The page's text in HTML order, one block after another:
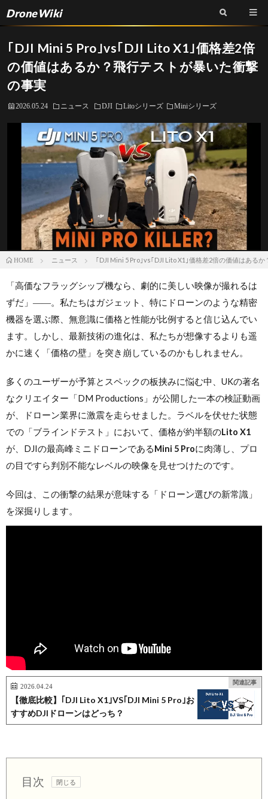
DroneWiki
｢DJI Mini 5 Pro｣vs｢DJI Lito X1｣価格差2倍
の価値はあるか？飛行テストが暴いた衝撃
の事実
2026.05.24 ニュース DJI Litoシリーズ Miniシリーズ
HOME ニュース ｢DJI Mini 5 Pro｣vs｢DJI Lito X1｣価格差2倍の価値はある
「高価なフラッグシップ機なら、劇的に美しい映像が撮れるは
ずだ」――。私たちはガジェット、特にドローンのような精密
機器を選ぶ際、無意識に価格と性能が比例すると信じ込んでい
ます。しかし、最新技術の進化は、私たちが想像するよりも遥
かに速く「価格の壁」を突き崩しているのかもしれません。
多くのユーザーが予算とスペックの板挟みに悩む中、UKの著名
なクリエイター「DM Productions」が公開した一本の検証動画
が、ドローン業界に激震を走らせました。ラベルを伏せた状態
での「ブラインドテスト」において、価格が約半額のLito X1
が、DJIの最高峰ミニドローンであるMini 5 Proに肉薄し、プロ
の目ですら判別不能なレベルの映像を見せつけたのです。
今回は、この衝撃の結果が意味する「ドローン選びの新常識」
を深掘りします。
関連記事
2026.04.24
【徹底比較】｢DJI Lito X1｣VS｢DJI Mini 5 Pro｣お
すすめDJIドローンはどっち？
目次